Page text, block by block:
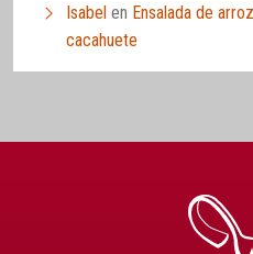
Isabel en Ensalada de
cacahuete